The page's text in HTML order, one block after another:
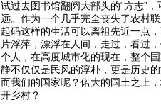
试过去图书馆翻阅大部头的“方志”
远。作为一个几乎完全丧失了农村
起码这样的生活可以离祖先近一点
片浮萍，漂浮在人间，走过，看过
个人，在高度城市化的现在，整个
静不仅仅是民风的淳朴，更是历史
而我们的国家呢？偌大的国土之上
开乡村？